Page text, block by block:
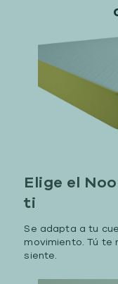
Elige el
ti
Se adapta a tu
movimiento. Tú te
siente.